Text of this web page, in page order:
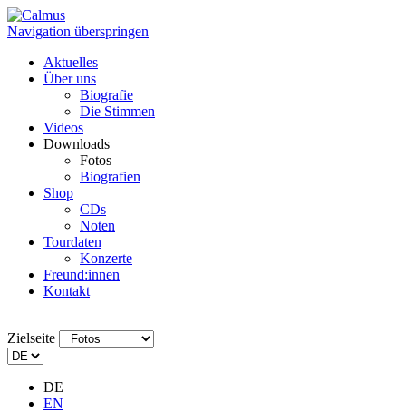
Navigation überspringen
Aktuelles
Über uns
Biografie
Die Stimmen
Videos
Downloads
Fotos
Biografien
Shop
CDs
Noten
Tourdaten
Konzerte
Freund:innen
Kontakt
Zielseite
DE
EN